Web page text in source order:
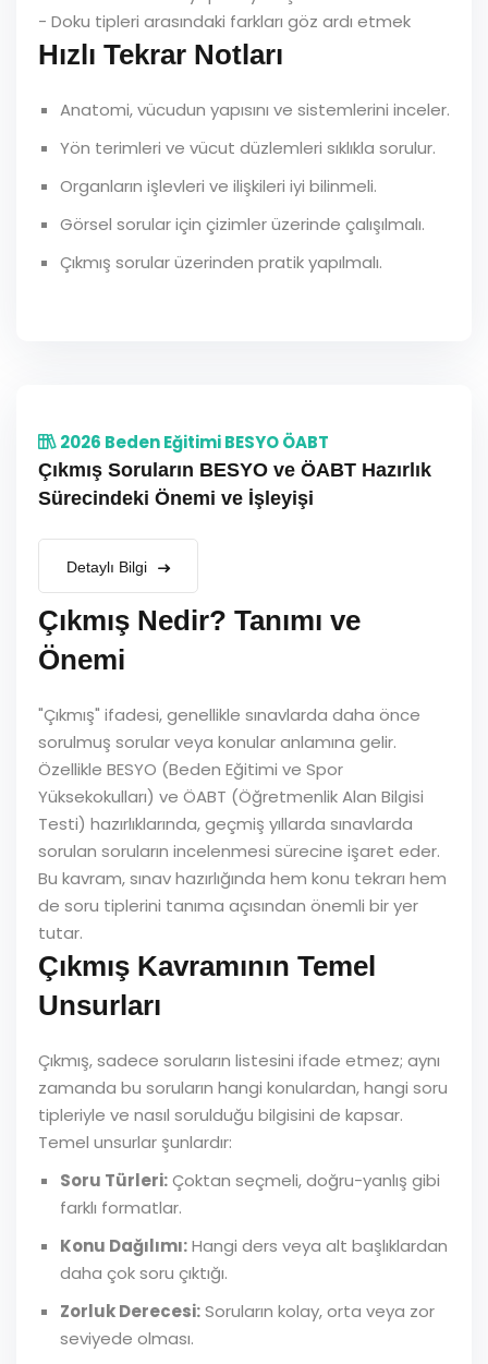
- Doku tipleri arasındaki farkları göz ardı etmek
Hızlı Tekrar Notları
Anatomi, vücudun yapısını ve sistemlerini inceler.
Yön terimleri ve vücut düzlemleri sıklıkla sorulur.
Organların işlevleri ve ilişkileri iyi bilinmeli.
Görsel sorular için çizimler üzerinde çalışılmalı.
Çıkmış sorular üzerinden pratik yapılmalı.
2026 Beden Eğitimi BESYO ÖABT
Çıkmış Soruların BESYO ve ÖABT Hazırlık
Sürecindeki Önemi ve İşleyişi
Detaylı Bilgi
Çıkmış Nedir? Tanımı ve
Önemi
"Çıkmış" ifadesi, genellikle sınavlarda daha önce
sorulmuş sorular veya konular anlamına gelir.
Özellikle BESYO (Beden Eğitimi ve Spor
Yüksekokulları) ve ÖABT (Öğretmenlik Alan Bilgisi
Testi) hazırlıklarında, geçmiş yıllarda sınavlarda
sorulan soruların incelenmesi sürecine işaret eder.
Bu kavram, sınav hazırlığında hem konu tekrarı hem
de soru tiplerini tanıma açısından önemli bir yer
tutar.
Çıkmış Kavramının Temel
Unsurları
Çıkmış, sadece soruların listesini ifade etmez; aynı
zamanda bu soruların hangi konulardan, hangi soru
tipleriyle ve nasıl sorulduğu bilgisini de kapsar.
Temel unsurlar şunlardır:
Soru Türleri:Çoktan seçmeli, doğru-yanlış gibi
farklı formatlar.
Konu Dağılımı:Hangi ders veya alt başlıklardan
daha çok soru çıktığı.
Zorluk Derecesi:Soruların kolay, orta veya zor
seviyede olması.